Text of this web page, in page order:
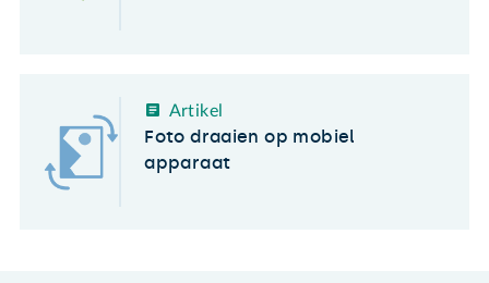
Artikel
Foto draaien op mobiel
apparaat